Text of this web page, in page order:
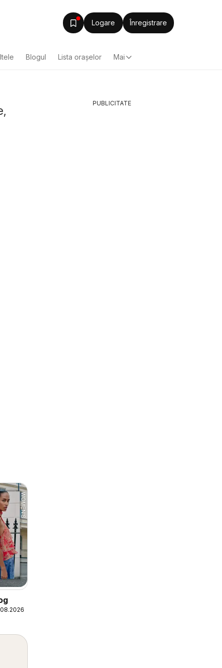
Logare Înregistrare
Blogul Lista oraşelor Mai
PUBLICITATE